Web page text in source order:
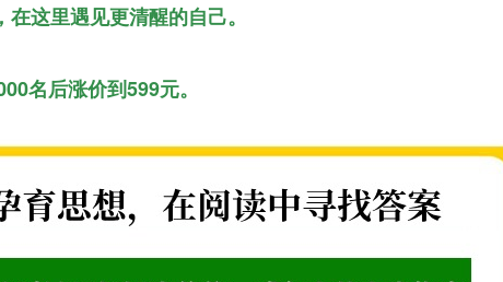
这里遇见更清醒的自己。
名后涨价到599元。